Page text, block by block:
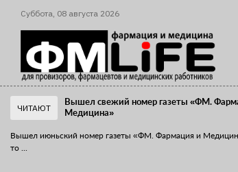
Суббота, 08 августа 2026
ЧИТАЮТ
Вышел свежий номер газеты «ФМ.
Медицина»
Вышел июньский номер газеты «ФМ. Фармация и
то